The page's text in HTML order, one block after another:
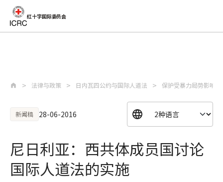
红十字国际委员会
法律与政策 日内瓦四公约与国际人道法 保护受暴力局势影响
新闻稿 28-06-2016
尼日利亚：西共体成员国讨论
国际人道法的实施